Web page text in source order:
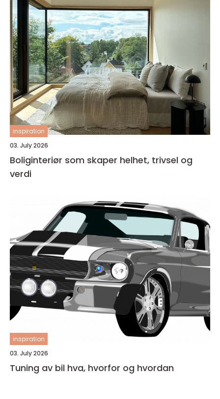
inspiration
03. July 2026
Boliginteriør som skaper helhet, trivsel og
verdi
inspiration
03. July 2026
Tuning av bil hva, hvorfor og hvordan